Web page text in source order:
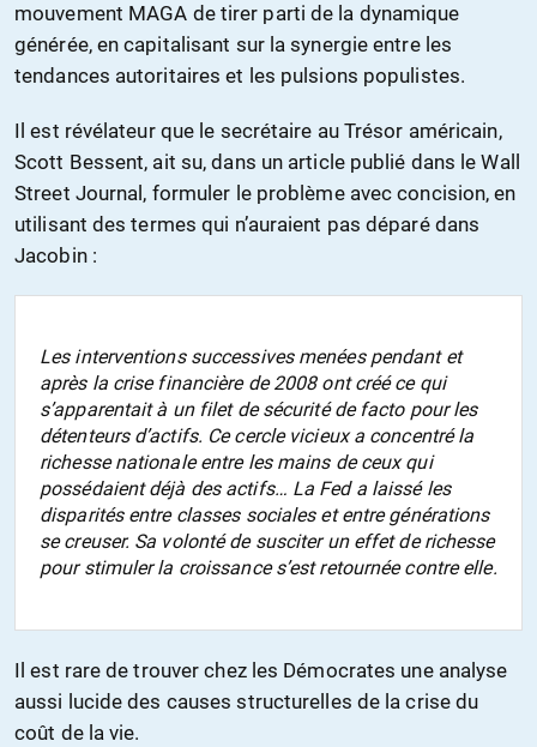
mouvement MAGA de tirer parti de la dynamique
générée, en capitalisant sur la synergie entre les
tendances autoritaires et les pulsions populistes.
Il est révélateur que le secrétaire au Trésor américain,
Scott Bessent, ait su, dans un article publié dans le Wall
Street Journal, formuler le problème avec concision, en
utilisant des termes qui n’auraient pas déparé dans
Jacobin :
Les interventions successives menées pendant et
après la crise financière de 2008 ont créé ce qui
s’apparentait à un filet de sécurité de facto pour les
détenteurs d’actifs. Ce cercle vicieux a concentré la
richesse nationale entre les mains de ceux qui
possédaient déjà des actifs… La Fed a laissé les
disparités entre classes sociales et entre générations
se creuser. Sa volonté de susciter un effet de richesse
pour stimuler la croissance s’est retournée contre elle.
Il est rare de trouver chez les Démocrates une analyse
aussi lucide des causes structurelles de la crise du
coût de la vie.